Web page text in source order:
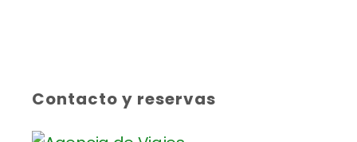
Contacto y reservas